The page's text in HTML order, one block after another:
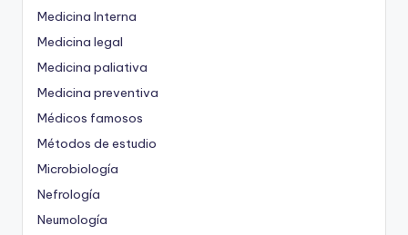
Medicina Interna
Medicina legal
Medicina paliativa
Medicina preventiva
Médicos famosos
Métodos de estudio
Microbiología
Nefrología
Neumología